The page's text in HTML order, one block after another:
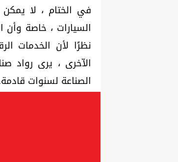
في الختام ، لا
السيارات ، خاصة
نظرًا لأن الخدمات
الاّخرى ، يرى رواد
الصناعة لسنوات